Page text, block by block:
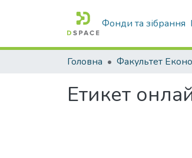
Фонди та зібрання
Головна
Етикет